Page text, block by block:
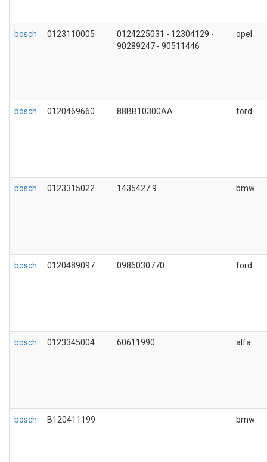
bosch 0123110005
0124225031 - 12304129 -
90289247 - 90511446
opel
bosch 0120469660 88BB10300AA ford
bosch 0123315022 1435427.9 bmw
bosch 0120489097 0986030770 ford
bosch 0123345004 60611990 alfa
bosch B120411199 bmw